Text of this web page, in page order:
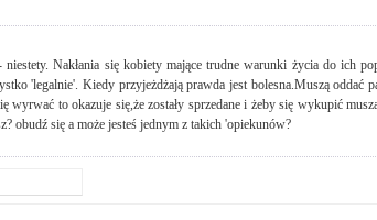
Nakłania się kobiety mające trudne warunki życia do ich
'legalnie'. Kiedy przyjeżdżają prawda jest bolesna.Muszą oddać
wyrwać to okazuje się,że zostały sprzedane i żeby się wykupić
obudź się a może jesteś jednym z takich 'opiekunów?